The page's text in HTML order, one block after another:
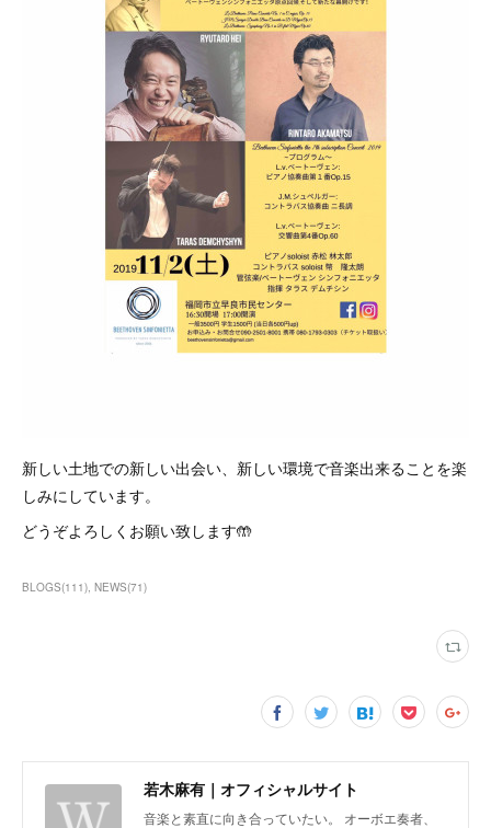
新しい土地での新しい出会い、新しい環境で音楽出来ることを楽
しみにしています。
どうぞよろしくお願い致します🤲
BLOGS(111) NEWS(71)
若木麻有｜オフィシャルサイト
音楽と素直に向き合っていたい。 オーボエ奏者、